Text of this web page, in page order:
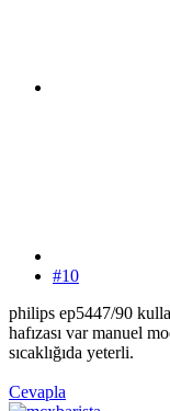
#10
philips ep5447/90
hafızası var manuel
sıcaklığıda yeterli.
Cevapla